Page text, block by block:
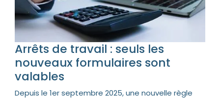
Arrêts de travail : seuls les
nouveaux formulaires sont
valables
Depuis le 1er septembre 2025, une nouvelle règle